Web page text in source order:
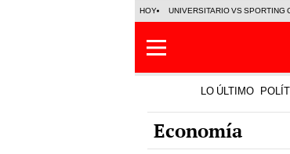
HOY UNIVERSITARIO VS SPORTING
LO ÚLTIMO
Economía